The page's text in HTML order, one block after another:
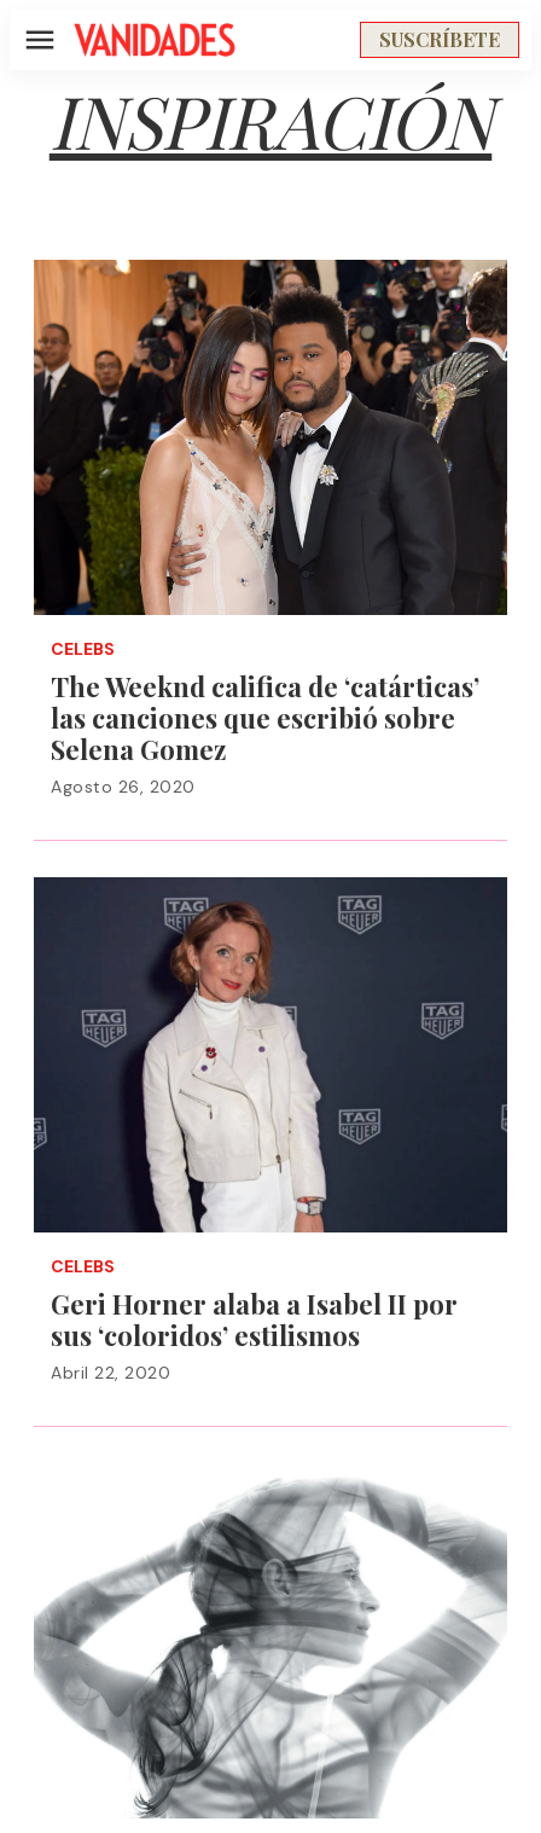
Menú SUSCRÍBETE
INSPIRACIÓN
CELEBS
The Weeknd califica de ‘catárticas’
las canciones que escribió sobre
Selena Gomez
Agosto 26, 2020
CELEBS
Geri Horner alaba a Isabel II por
sus ‘coloridos’ estilismos
Abril 22, 2020